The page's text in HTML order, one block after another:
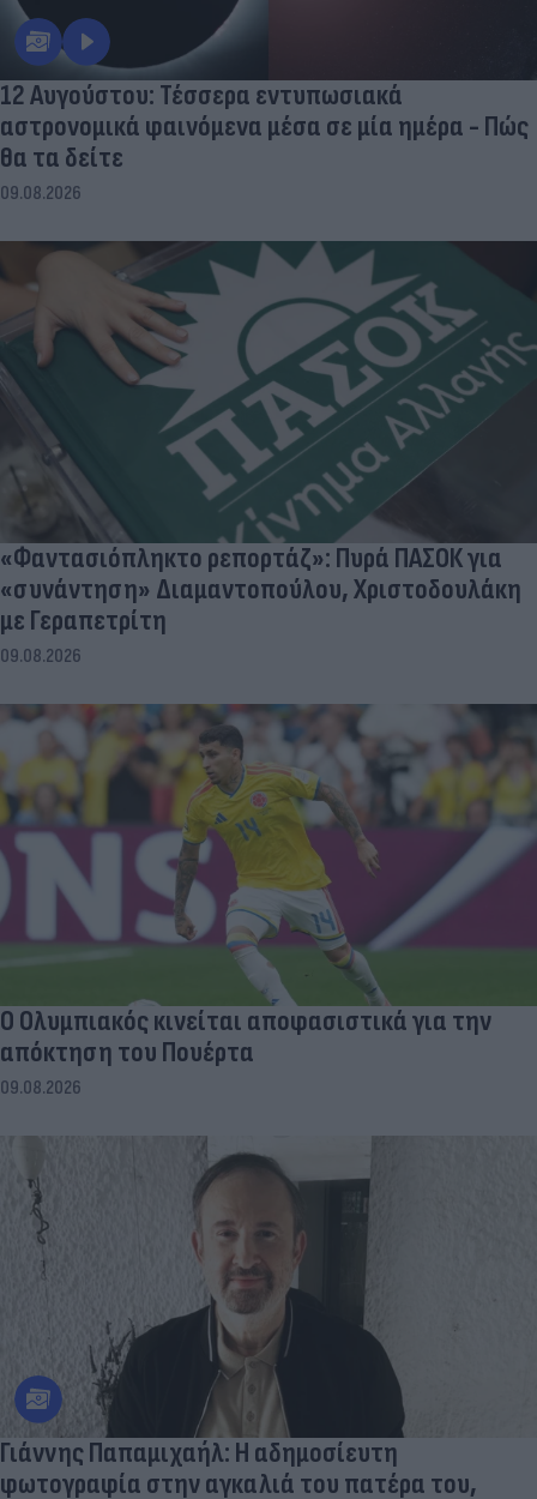
12 Αυγούστου: Τέσσερα εντυπωσιακά
αστρονομικά φαινόμενα μέσα σε μία ημέρα - Πώς
θα τα δείτε
09.08.2026
«Φαντασιόπληκτο ρεπορτάζ»: Πυρά ΠΑΣΟΚ για
«συνάντηση» Διαμαντοπούλου, Χριστοδουλάκη
με Γεραπετρίτη
09.08.2026
Ο Ολυμπιακός κινείται αποφασιστικά για την
απόκτηση του Πουέρτα
09.08.2026
Γιάννης Παπαμιχαήλ: Η αδημοσίευτη
φωτογραφία στην αγκαλιά του πατέρα του,